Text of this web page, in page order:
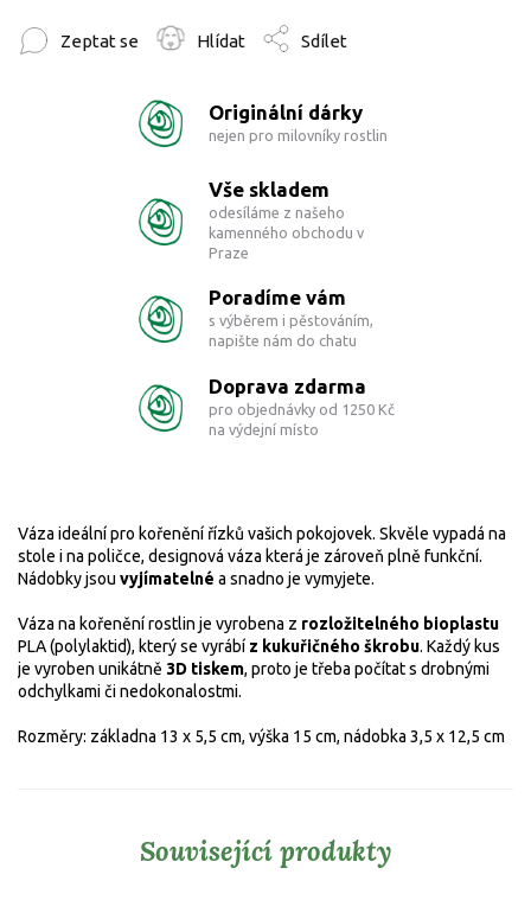
Zeptat se Hlídat Sdílet
Originální dárky
nejen pro milovníky rostlin
Vše skladem
odesíláme z našeho
kamenného obchodu v
Praze
Poradíme vám
s výběrem i pěstováním,
napište nám do chatu
Doprava zdarma
pro objednávky od 1250 Kč
na výdejní místo
Související produkty
Váza ideální pro kořenění řízků vašich pokojovek. Skvěle vypadá na
stole i na poličce, designová váza která je zároveň plně funkční.
Nádobky jsou vyjímatelné a snadno je vymyjete.
Váza na kořenění rostlin je vyrobena z rozložitelného bioplastu
PLA (polylaktid), který se vyrábí z kukuřičného škrobu. Každý kus
je vyroben unikátně 3D tiskem, proto je třeba počítat s drobnými
odchylkami či nedokonalostmi.
Rozměry: základna 13 x 5,5 cm, výška 15 cm, nádobka 3,5 x 12,5 cm